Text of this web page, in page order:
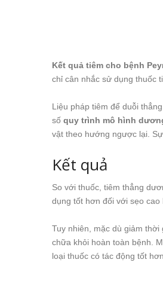
Kết quả tiêm cho bệnh
chỉ cân nhắc sử dụng thuốc
Liệu pháp tiêm để duỗi
số quy trình mô hình
vật theo hướng ngược lại.
Kết quả
So với thuốc, tiêm thẳng
dụng tốt hơn đối với sẹo
Tuy nhiên, mặc dù giảm
chữa khỏi hoàn toàn bệnh.
loại thuốc có tác động tốt